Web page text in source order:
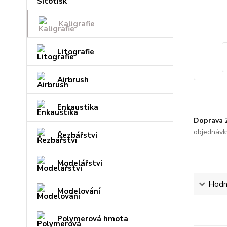
Kaligrafie
Litografie
Airbrush
Enkaustika
Řezbářství
Modelářství
Modelování
Polymerová hmota
Doprava